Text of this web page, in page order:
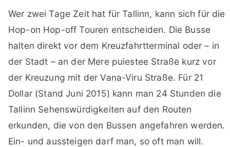
Wer zwei Tage Zeit hat für Tallinn, kann sich für die
Hop-on Hop-off Touren entscheiden. Die Busse
halten direkt vor dem Kreuzfahrtterminal oder – in
der Stadt – an der Mere puiestee Straße kurz vor
der Kreuzung mit der Vana-Viru Straße. Für 21
Dollar (Stand Juni 2015) kann man 24 Stunden die
Tallinn Sehenswürdigkeiten auf den Routen
erkunden, die von den Bussen angefahren werden.
Ein- und aussteigen darf man, so oft man will.